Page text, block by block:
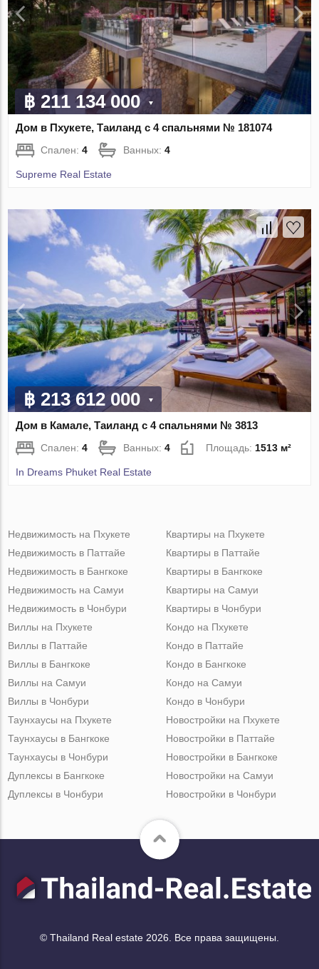
฿ 211 134 000
Дом в Пхукете, Таиланд с 4 спальнями № 181074
Спален:4 Ванных:4
Supreme Real Estate
฿ 213 612 000
Дом в Камале, Таиланд с 4 спальнями № 3813
Спален:4 Ванных:4 Площадь: 1513 м²
In Dreams Phuket Real Estate
Недвижимость на Пхукете
Недвижимость в Паттайе
Недвижимость в Бангкоке
Недвижимость на Самуи
Недвижимость в Чонбури
Квартиры на Пхукете
Квартиры в Паттайе
Квартиры в Бангкоке
Квартиры на Самуи
Квартиры в Чонбури
Виллы на Пхукете
Виллы в Паттайе
Виллы в Бангкоке
Виллы на Самуи
Виллы в Чонбури
Кондо на Пхукете
Кондо в Паттайе
Кондо в Бангкоке
Кондо на Самуи
Кондо в Чонбури
Таунхаусы на Пхукете
Таунхаусы в Бангкоке
Таунхаусы в Чонбури
Дуплексы в Бангкоке
Дуплексы в Чонбури
Новостройки на Пхукете
Новостройки в Паттайе
Новостройки в Бангкоке
Новостройки на Самуи
Новостройки в Чонбури
© Thailand Real estate 2026. Все права защищены.